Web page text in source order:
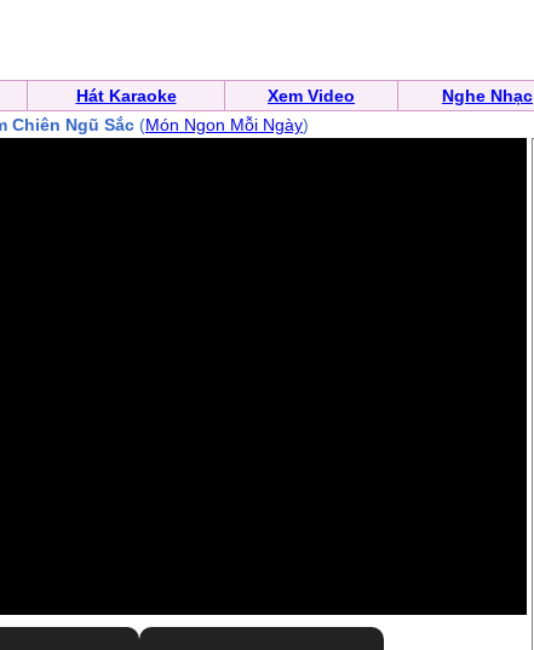
Hát Karaoke Xem Video Nghe Nhạc
Chiên Ngũ Sắc (Món Ngon Mỗi Ngày)